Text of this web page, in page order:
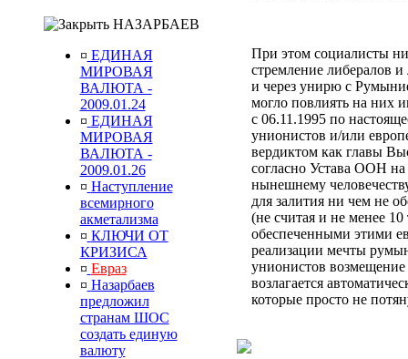
НАЗАРБАЕВ
¤ ЕДИНАЯ
МИРОВАЯ
ВАЛЮТА -
2009.01.24
¤ ЕДИНАЯ
МИРОВАЯ
ВАЛЮТА -
2009.01.26
¤ Наступление
всемирного
акметализма
¤ КЛЮЧИ ОТ
КРИЗИСА
¤ Евраз
¤ Назарбаев
предложил
странам ШОС
создать единую
валюту
При этом социалисты
стремление либералов
и через унирю с
могло повлиять на них
с 06.11.1995 по
унионистов и/или
вердиктом как главы
согласно Устава ООН
нынешнему
для залития ни чем не
(не считая и не менее
обеспеченными этими
реализации мечты
унионистов возмещение
возлагается
которые просто не